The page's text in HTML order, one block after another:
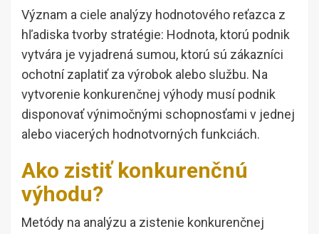
Význam a ciele analýzy hodnotového reťazca z
hľadiska tvorby stratégie: Hodnota, ktorú podnik
vytvára je vyjadrená sumou, ktorú sú zákazníci
ochotní zaplatiť za výrobok alebo službu. Na
vytvorenie konkurenčnej výhody musí podnik
disponovať výnimočnými schopnosťami v jednej
alebo viacerých hodnotvorných funkciách.
Ako zistiť konkurenčnú
výhodu?
Metódy na analýzu a zistenie konkurenčnej